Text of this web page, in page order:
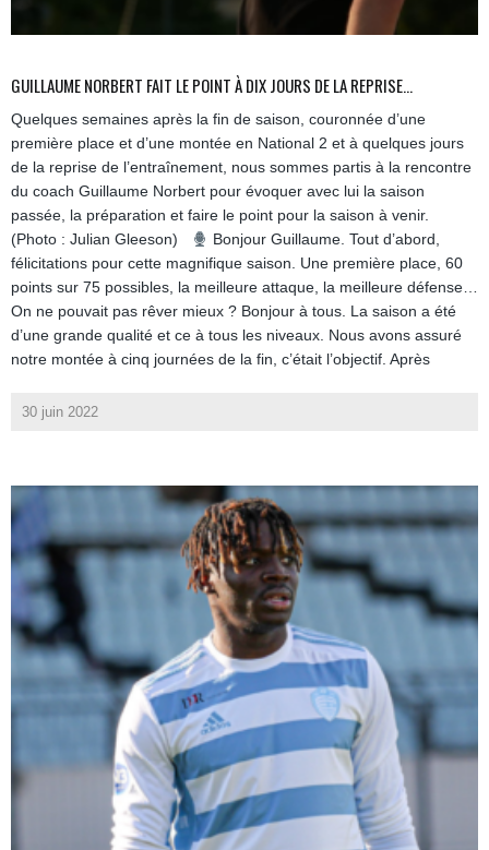
GUILLAUME NORBERT FAIT LE POINT À DIX JOURS DE LA REPRISE…
Quelques semaines après la fin de saison, couronnée d’une
première place et d’une montée en National 2 et à quelques jours
de la reprise de l’entraînement, nous sommes partis à la rencontre
du coach Guillaume Norbert pour évoquer avec lui la saison
passée, la préparation et faire le point pour la saison à venir.
(Photo : Julian Gleeson)
Bonjour Guillaume. Tout d’abord,
félicitations pour cette magnifique saison. Une première place, 60
points sur 75 possibles, la meilleure attaque, la meilleure défense…
On ne pouvait pas rêver mieux ? Bonjour à tous. La saison a été
d’une grande qualité et ce à tous les niveaux. Nous avons assuré
notre montée à cinq journées de la fin, c’était l’objectif. Après
30 juin 2022